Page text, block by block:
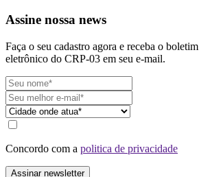
Assine nossa news
Faça o seu cadastro agora e receba o boletim
eletrônico do CRP-03 em seu e-mail.
Concordo com a politica de privacidade